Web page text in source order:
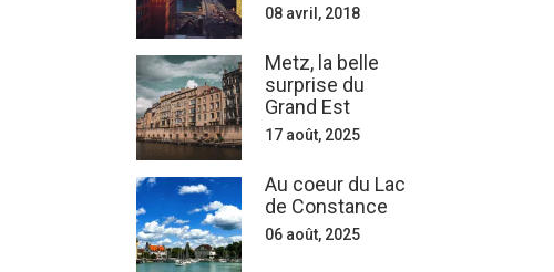
08 avril, 2018
Metz, la belle
surprise du
Grand Est
17 août, 2025
Au coeur du Lac
de Constance
06 août, 2025